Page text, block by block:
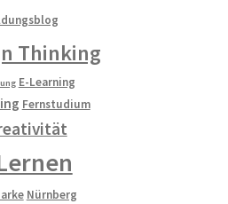
Thinking
E-Learning
Fernstudium
Nürnberg